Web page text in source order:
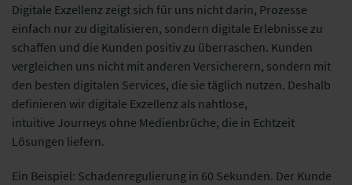
Digitale Exzellenz zeigt sich für uns nicht darin, Prozesse
einfach nur zu digitalisieren, sondern digitale Erlebnisse zu
schaffen und die Kunden positiv zu überraschen. Kunden
vergleichen uns nicht mit anderen Versicherern, sondern mit
den besten digitalen Services, die sie täglich nutzen. Deshalb
definieren wir digitale Exzellenz als nahtlose,
intuitive Journeys ohne Medienbrüche, die in Echtzeit
Lösungen liefern.
Ein Beispiel: Schadenregulierung in 60 Sekunden. Der Kunde